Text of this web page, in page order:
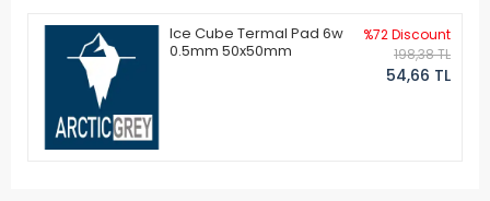
Ice Cube Termal Pad 6w
0.5mm 50x50mm
%72 Discount
198,38 TL
54,66 TL